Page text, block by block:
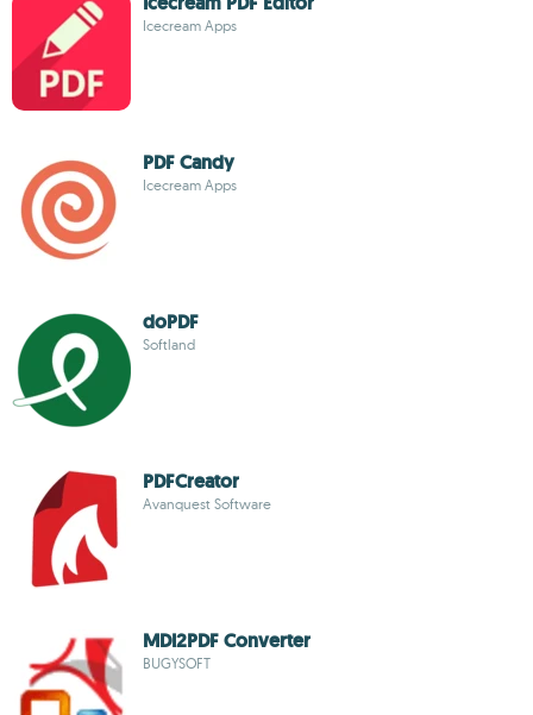
Icecream Apps
PDF Candy
Icecream Apps
doPDF
Softland
PDFCreator
Avanquest Software
MDI2PDF Converter
BUGYSOFT